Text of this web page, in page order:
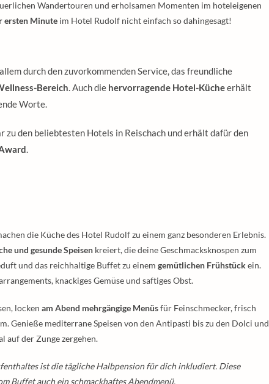
Wandertouren und erholsamen Momenten im hoteleigenen
ersten Minute im Hotel Rudolf nicht einfach so dahingesagt!
durch den zuvorkommenden Service, das freundliche
Bereich. Auch die hervorragende Hotel-Kücheerhält
Worte.
zu den beliebtesten Hotels in Reischach und erhält dafür den
.
die Küche des Hotel Rudolf zu einem ganz besonderen Erlebnis.
und gesunde Speisen kreiert, die deine Geschmacksknospen zum
und das reichhaltige Buffet zu einem gemütlichen Frühstückein.
knackiges Gemüse und saftiges Obst.
locken am Abend mehrgängige Menüsfür Feinschmecker, frisch
Genieße mediterrane Speisen von den Antipasti bis zu den Dolci und
auf der Zunge zergehen.
ist die tägliche Halbpension für dich inkludiert. Diese
Buffet auch ein schmackhaftes Abendmenü.